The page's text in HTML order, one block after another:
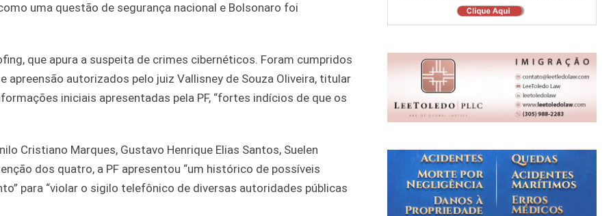
uma questão de segurança nacional e Bolsonaro foi
que apura a suspeita de crimes cibernéticos. Foram cumpridos
autorizados pelo juiz Vallisney de Souza Oliveira, titular
iniciais apresentadas pela PF, “fortes indícios de que os
Cristiano Marques, Gustavo Henrique Elias Santos, Suelen
dos quatro, a PF apresentou “um histórico de possíveis
para “violar o sigilo telefônico de diversas autoridades públicas